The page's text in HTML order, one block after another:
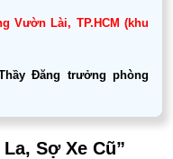
Vườn Lài, TP.HCM (khu
Đăng trưởng phòng
Sợ Xe Cũ”